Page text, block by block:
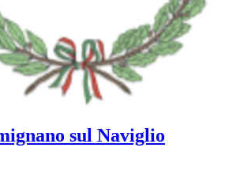
sul Naviglio